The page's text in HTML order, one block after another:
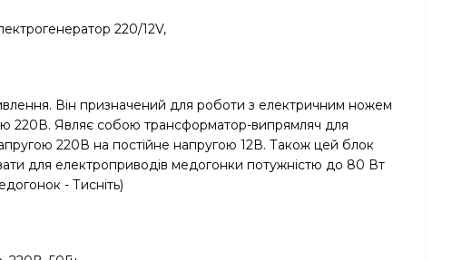
220/12V,
Він призначений для роботи з електричним ножем
220В. Являє собою трансформатор-випрямляч для
220В на постійне напругою 12В. Також цей блок
для електроприводів медогонки потужністю до 80 Вт
- Тисніть)